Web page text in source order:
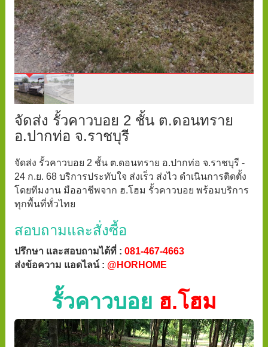
จัดส่ง รั้วคาวบอย 2 ชั้น ต.ดอนทราย
อ.ปากท่อ จ.ราชบุรี
จัดส่ง รั้วคาวบอย 2 ชั้น ต.ดอนทราย อ.ปากท่อ จ.ราชบุรี -
24 ก.ย. 68 บริการประทับใจ ส่งเร็ว ส่งไว ดำเนินการติดตั้ง
โดยทีมงาน มืออาชีพจาก ฮ.โฮม รั้วคาวบอย พร้อมบริการ
ทุกพื้นที่ทั่วไทย
สอบถามและสั่งซื้อ
ปรึกษา และสอบถามได้ที่ : 081-467-4663
ส่งข้อความ แอดไลน์ : @HORHOME
รั้วคาวบอย ฮ.โฮม